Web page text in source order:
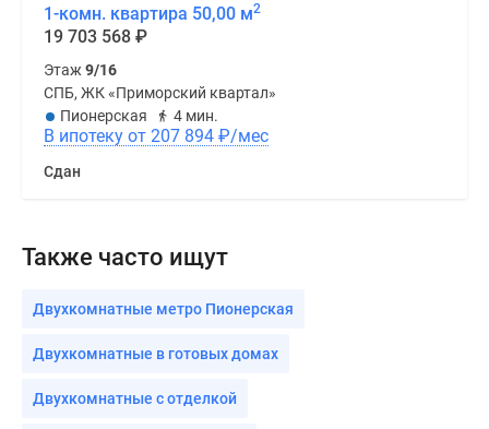
1-комн. квартира 50,00 м2
19 703 568 ₽
Этаж9/16
СПБ, ЖК «Приморский квартал»
Пионерская
4 мин.
В ипотеку от 207 894 ₽/мес
Сдан
Также часто ищут
Двухкомнатные метро Пионерская
Двухкомнатные в готовых домах
Двухкомнатные с отделкой